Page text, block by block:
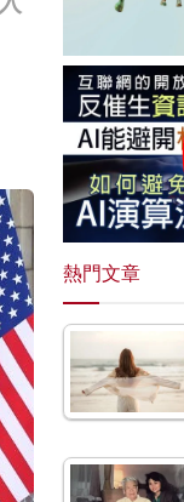
熱門文章